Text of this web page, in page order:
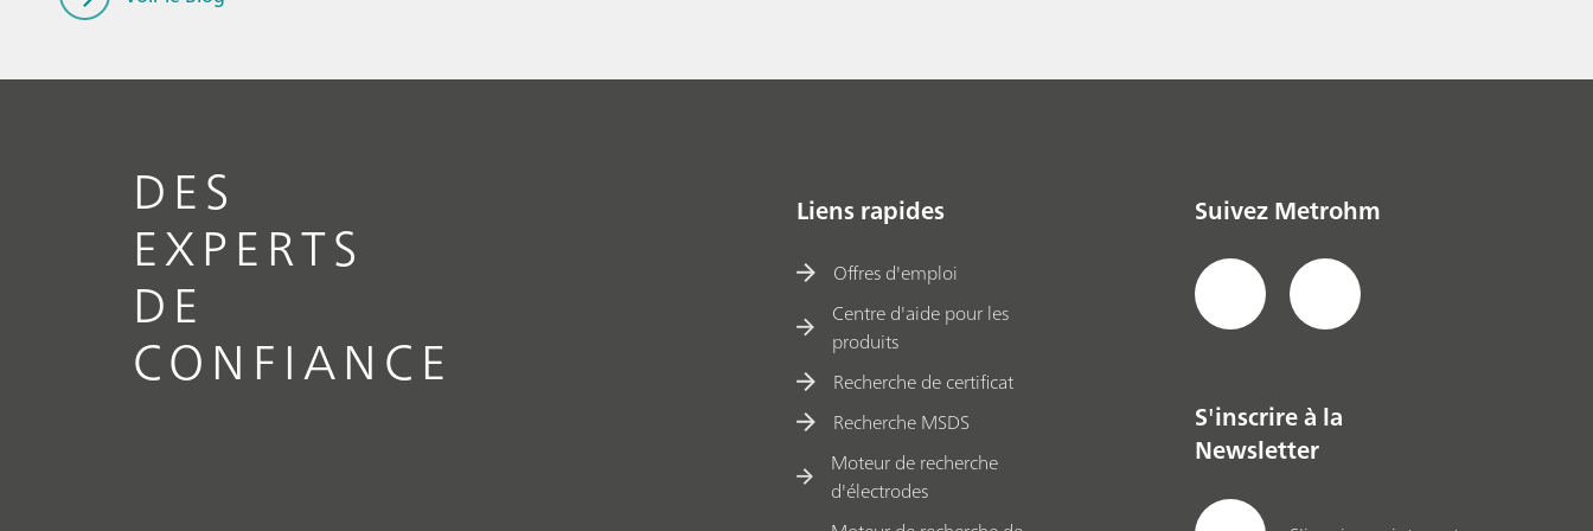
DES
EXPERTS
DE
CONFIANCE
Liens rapides
Offres d'emploi
Centre d'aide pour les
produits
Recherche de certificat
Recherche MSDS
Moteur de recherche
d'électrodes
Suivez Metrohm
S'inscrire à la
Newsletter